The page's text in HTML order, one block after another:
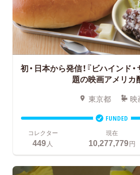
初・日本から発信！『ビハインド
題の映画アメリカ
東京都 映
FUNDED
コレクター
449人
現在
10,277,779円